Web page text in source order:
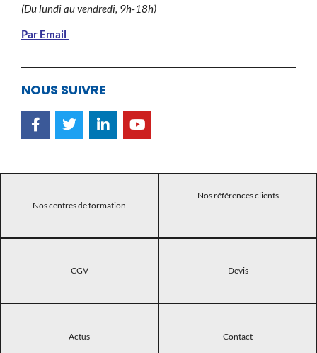
(Du lundi au vendredi, 9h-18h)
Par Email
NOUS SUIVRE
Nos centres de formation
Nos références clients
CGV Devis
Actus Contact